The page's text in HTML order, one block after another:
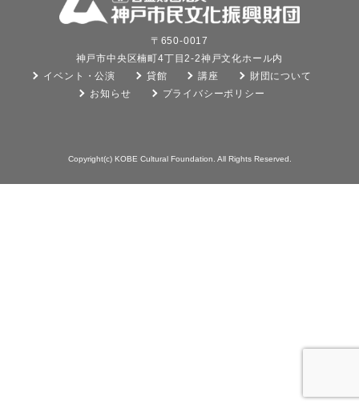
〒650-0017
神戸市中央区楠町4丁目2-2神戸文化ホール内
イベント・公演
貸館 講座
財団について
お知らせ
プライバシーポリシー
Copyright(c) KOBE Cultural Foundation. All Rights Reserved.